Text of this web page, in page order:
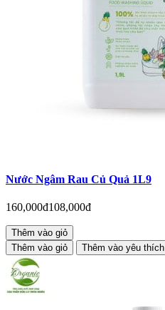
Nước Ngâm Rau Củ Quả 1L9
160,000đ108,000đ
Thêm vào giỏ
Thêm vào giỏ
Thêm vào yêu thích